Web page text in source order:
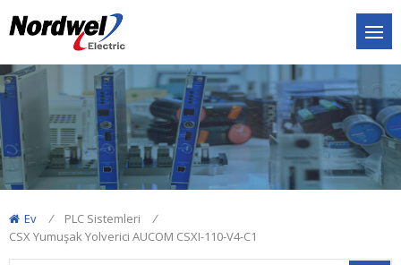
Ev / PLC Sistemleri
/
CSX Yumuşak Yolverici AUCOM CSXI-110-V4-C1